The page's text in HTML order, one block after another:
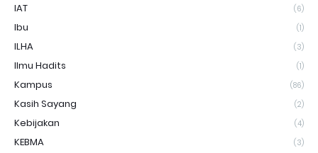
IAT (6)
Ibu (1)
ILHA (3)
Ilmu Hadits (1)
Kampus (86)
Kasih Sayang (2)
Kebijakan (4)
KEBMA (3)